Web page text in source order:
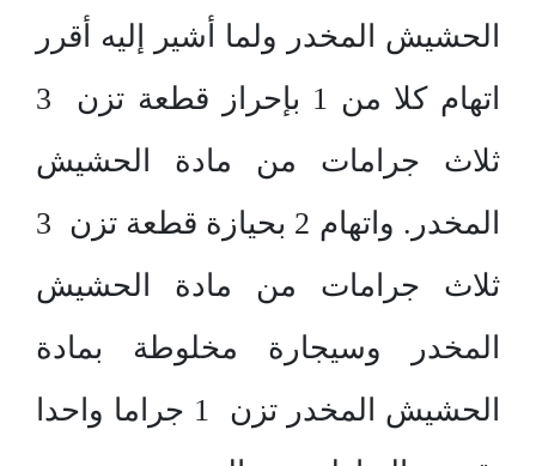
الحشيش المخدر ولما أشير إليه أقرر
اتهام كلا من 1 بإحراز قطعة تزن 3
ثلاث جرامات من مادة الحشيش
المخدر. واتهام 2 بحيازة قطعة تزن 3
ثلاث جرامات من مادة الحشيش
المخدر وسيجارة مخلوطة بمادة
الحشيش المخدر تزن 1 جراما واحدا